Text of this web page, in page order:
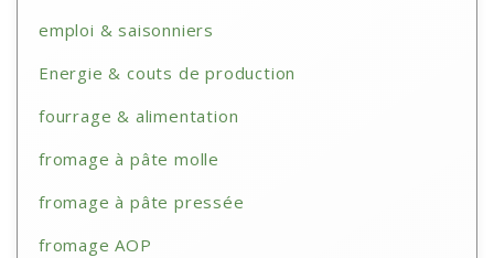
emploi & saisonniers
Energie & couts de production
fourrage & alimentation
fromage à pâte molle
fromage à pâte pressée
fromage AOP